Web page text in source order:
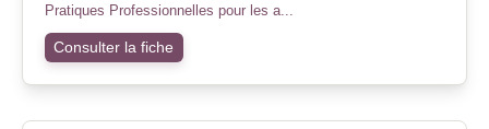
Pratiques Professionnelles pour les a...
Consulter la fiche